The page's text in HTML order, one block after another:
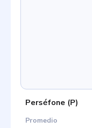
Perséfone (P)
Promedio